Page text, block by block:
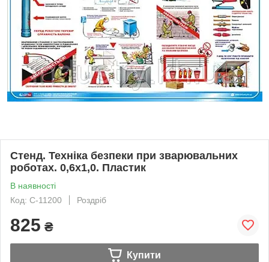
Стенд. Техніка безпеки при зварювальних
роботах. 0,6х1,0. Пластик
В наявності
Код: С-11200
Роздріб
825 ₴
Купити